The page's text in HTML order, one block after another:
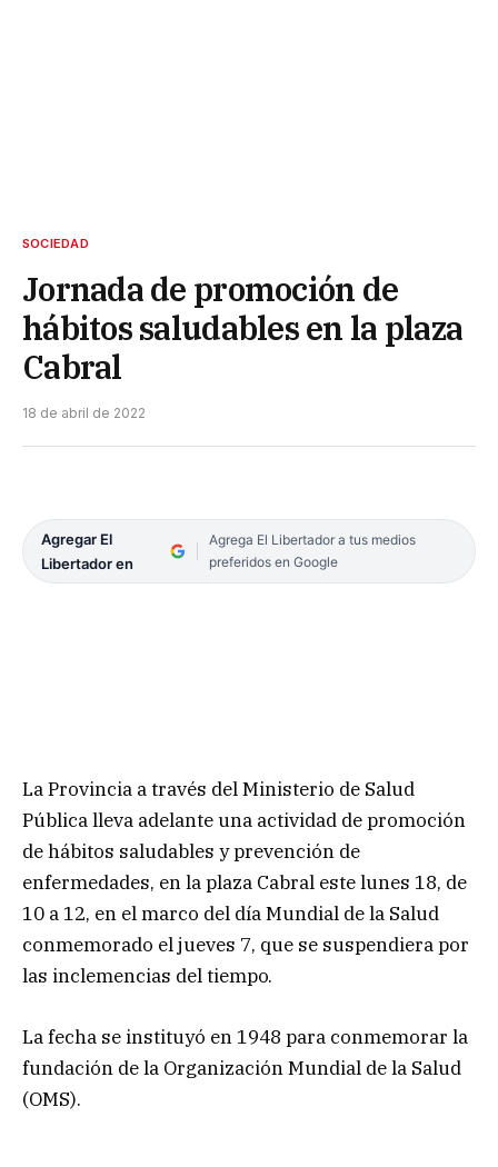
SOCIEDAD
Jornada de promoción de
hábitos saludables en la plaza
Cabral
18 de abril de 2022
Agregar El
Libertador en
Agrega El Libertador a tus medios
preferidos en Google
La Provincia a través del Ministerio de Salud
Pública lleva adelante una actividad de promoción
de hábitos saludables y prevención de
enfermedades, en la plaza Cabral este lunes 18, de
10 a 12, en el marco del día Mundial de la Salud
conmemorado el jueves 7, que se suspendiera por
las inclemencias del tiempo.
La fecha se instituyó en 1948 para conmemorar la
fundación de la Organización Mundial de la Salud
(OMS).